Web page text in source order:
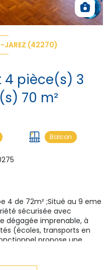
JAREZ (42270)
chambre(s) 70 m²
Balcon
4 de 72m² ;Situé au 9 eme
sécurisée avec
dégagée imprenable, à
(écoles, transports en
propose une